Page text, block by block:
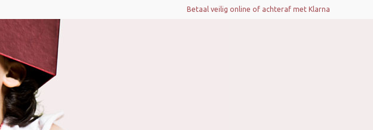
Betaal veilig online of achteraf met Klarna